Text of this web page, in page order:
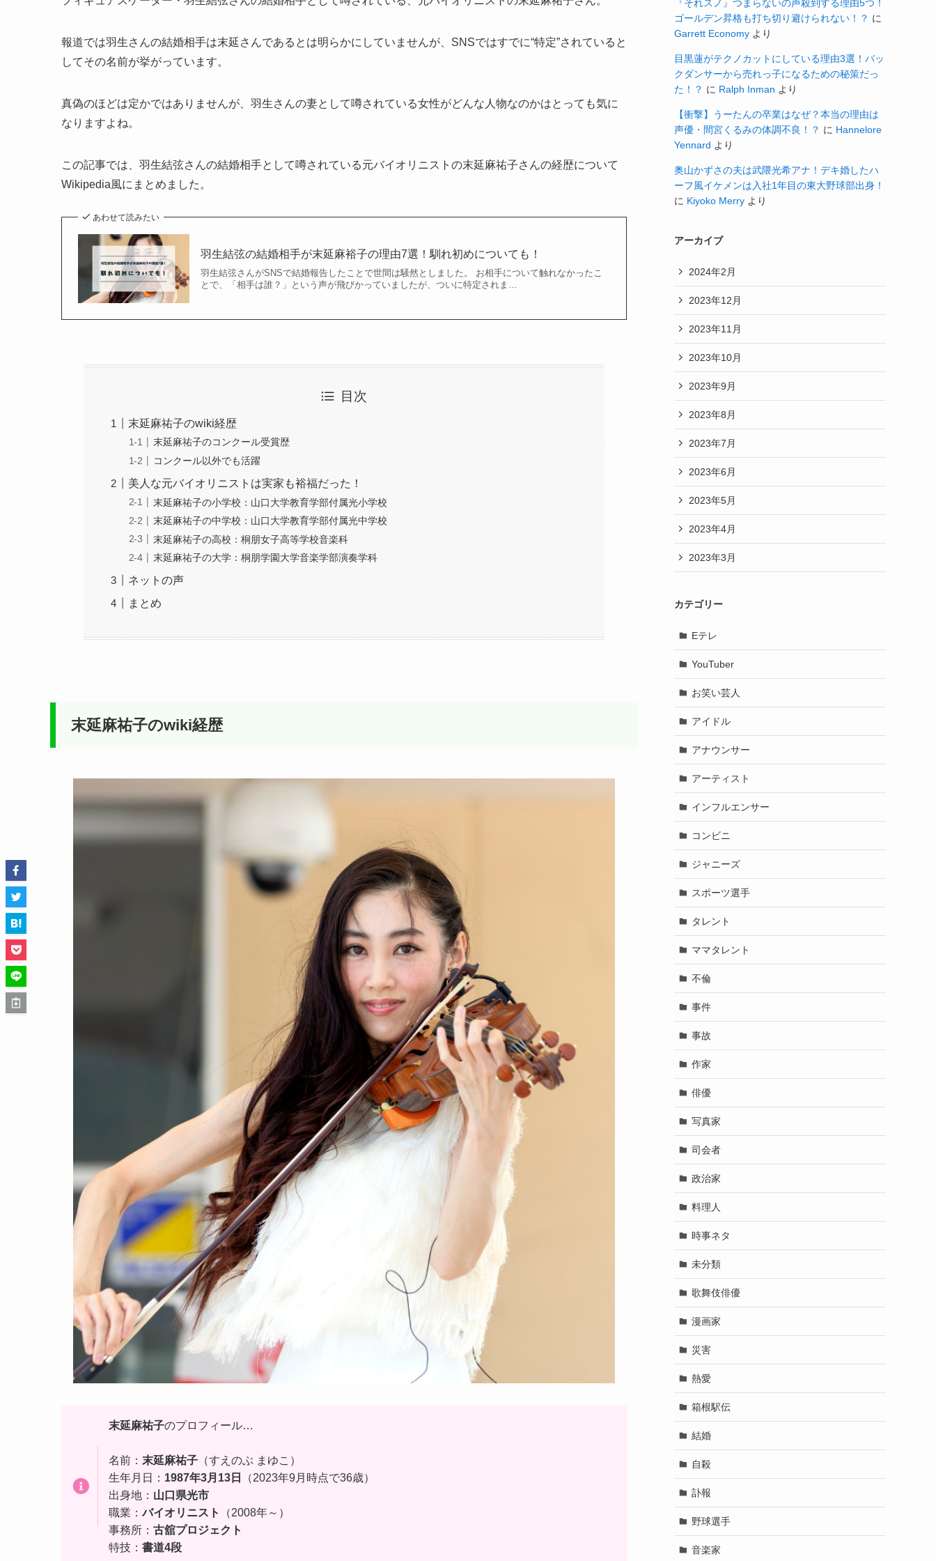
報道では羽生さんの結婚相手は末延さんであるとは明らかにしていませんが、SNSではすでに“特定”されていると
してその名前が挙がっています。
真偽のほどは定かではありませんが、羽生さんの妻として噂されている女性がどんな人物なのかはとっても気に
なりますよね。
この記事では、羽生結弦さんの結婚相手として噂されている元バイオリニストの末延麻祐子さんの経歴について
Wikipedia風にまとめました。
あわせて読みたい
羽生結弦の結婚相手が末延麻裕子の理由7選！馴れ初めについても！
羽生結弦さんがSNSで結婚報告したことで世間は騒然としました。 お相手について触れなかったこ
とで、「相手は誰？」という声が飛びかっていましたが、ついに特定されま…
目次
末延麻祐子のwiki経歴
末延麻祐子のコンクール受賞歴
コンクール以外でも活躍
美人な元バイオリニストは実家も裕福だった！
末延麻祐子の小学校：山口大学教育学部付属光小学校
末延麻祐子の中学校：山口大学教育学部付属光中学校
末延麻祐子の高校：桐朋女子高等学校音楽科
末延麻祐子の大学：桐朋学園大学音楽学部演奏学科
ネットの声
まとめ
末延麻祐子のwiki経歴
末延麻祐子のプロフィール…
名前： 末延麻祐子 （すえのぶ まゆこ）
生年月日： 1987年3月13日
（2023年9月時点で36歳）
出身地： 山口県光市
職業：バイオリニスト
（2008年～）
事務所： 古舘プロジェクト
特技： 書道4段
『それスノ』つまらないの声殺到する理由5つ！
ゴールデン昇格も打ち切り避けられない！？ に
Garrett Economy より
目黒蓮がテクノカットにしている理由3選！バッ
クダンサーから売れっ子になるための秘策だっ
た！？ に Ralph Inman より
【衝撃】うーたんの卒業はなぜ？本当の理由は
声優・間宮くるみの体調不良！？ に Hannelore
Yennard より
奥山かずさの夫は武隈光希アナ！デキ婚したハ
ーフ風イケメンは入社1年目の東大野球部出身！
に Kiyoko Merry より
アーカイブ
2024年2月
2023年12月
2023年11月
2023年10月
2023年9月
2023年8月
2023年7月
2023年6月
2023年5月
2023年4月
2023年3月
カテゴリー
Eテレ
YouTuber
お笑い芸人
アイドル
アナウンサー
アーティスト
インフルエンサー
コンビニ
ジャニーズ
スポーツ選手
タレント
ママタレント
不倫
事件
事故
作家
俳優
写真家
司会者
政治家
料理人
時事ネタ
未分類
歌舞伎俳優
漫画家
災害
熱愛
箱根駅伝
結婚
自殺
訃報
野球選手
音楽家